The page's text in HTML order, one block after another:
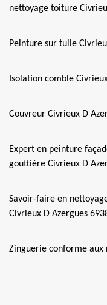
nettoyage toiture
Peinture sur tuile
Isolation comble
Couvreur Civrieux D
Expert en peinture
gouttière Civrieux D
Savoir-faire en
Civrieux D Azergues
Zinguerie conforme aux